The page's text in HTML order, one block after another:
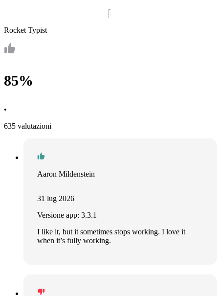
Rocket Typist
85%
•
635 valutazioni
Aaron Mildenstein
31 lug 2026
Versione app: 3.3.1
I like it, but it sometimes stops working. I love it
when it’s fully working.